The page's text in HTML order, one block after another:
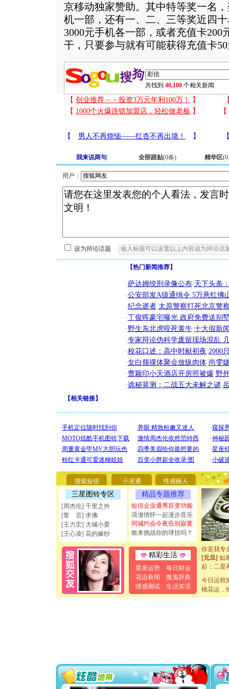
京移动独家赞助。其中特等奖一名
机一部，还有一、二、三等奖近四
3000元手机各一部，或者充值卡200
干，只要参与就有可能获得充值卡
共找到 40,100 个相关新闻.
我来说两句 全部跟贴(0条) 精华区(0
用户：
设为辩论话题
【热门新闻推荐】
·萨达姆绞刑录像公布 天下头条
·公安部发A级通缉令 5万悬红佛
·纪念逝者 太原警察打死北京警
·丁俊晖豪宅曝光 政府免费送别
·野生东北虎咬死黄牛 十大假新
·专家辩论伪科学废留现场混乱
·校花口述：高中时献初夜 2000
·女白领祼体聚会放纵肉体 尚雯
·曹颖印小天酒店开房照被爆 野
·诡秘莫测：二战五大未解之谜
【相关链接】
搜狐短信 小灵通 性感丽人
三星图铃专区
[周杰伦] 千里之外
[誓 言] 求佛
[王力宏] 大城小爱
[王心凌] 花的嫁纱
精品专题推荐
短信企业通秀百变功能
浪漫情怀一起漫步音乐
同城约会今夜告别寂寞
敢来挑战你的球技吗？
精彩生活
星座运势
每日财运
花边新闻
魔鬼辞典
情感测试
生活笑话
[圣诞节]
要平安！
[圣诞节]
能正大光
天都要快
[圣诞节]
如意,快
[元旦]看
断电。爱
你是我专
[元旦] 如
起；二是
离。水晶
[元旦]当
泣，这痛
卖了。水
你太多，
要平安
[圣诞节]
今日运程
桃花运，